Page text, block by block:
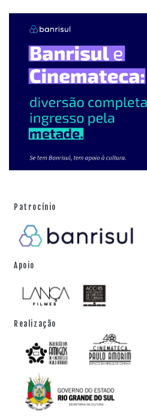
Patrocínio
Apoio
Realização